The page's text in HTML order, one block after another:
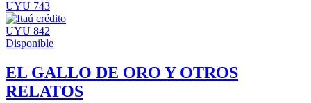
UYU 743
UYU 842
Disponible
EL GALLO DE ORO Y OTROS
RELATOS